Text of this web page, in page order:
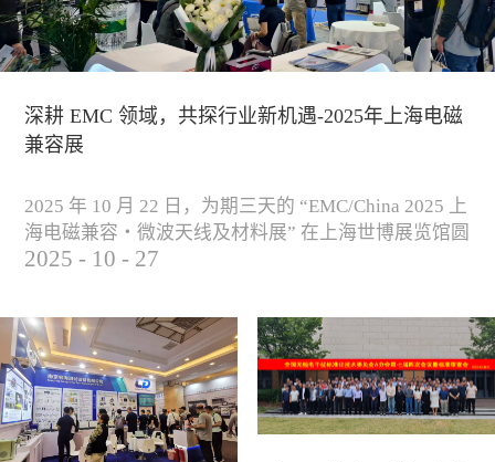
深耕 EMC 领域，共探行业新机遇-2025年上海电磁
兼容展
2025 年 10 月 22 日，为期三天的 “EMC/China 2025 上
海电磁兼容・微波天线及材料展” 在上海世博展览馆圆
满落下帷幕。作为电磁兼容领域的行业盛会，本届展
研讨及产品展示等多种形式，深入交流行业见解，踊
跃探索合作空间，为电磁兼容领域的高质量发展汇聚
了新动能。产品展示展会现场，公司展示了...
2025 - 10 - 27